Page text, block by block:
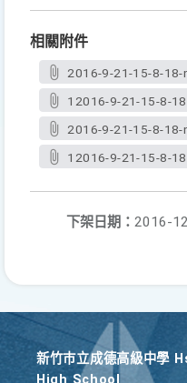
相關附件
2016-9-21-15-8-
12016-9-21-15-8-
2016-9-21-15-8-18-
12016-9-21-15-8-
下架日期： 2016-
新竹巿立成德高級中
High School